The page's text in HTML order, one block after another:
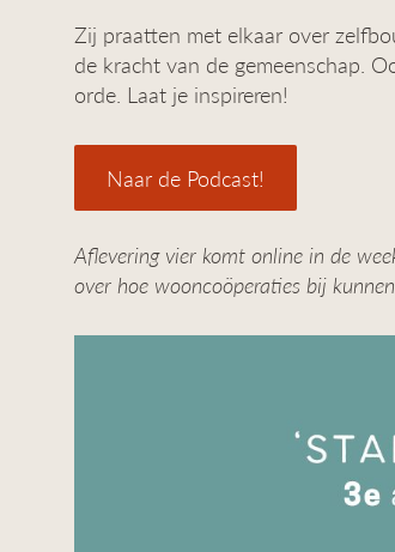
Zij praatten met elkaar over
de kracht van de gemeenschap.
orde. Laat je inspireren!
Naar de Podcast!
Aflevering vier komt online in de
over hoe wooncoöperaties bij